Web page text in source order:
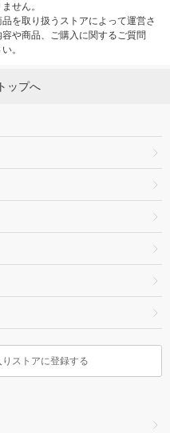
せん。
を取り扱うストアによって運営さ
や商品、ご購入に関するご質問
。
ップへ
ストアに登録する